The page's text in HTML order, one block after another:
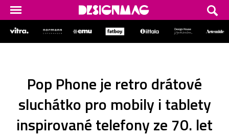
Pop Phone je retro drátové
sluchátko pro mobily i tablety
inspirované telefony ze 70. let